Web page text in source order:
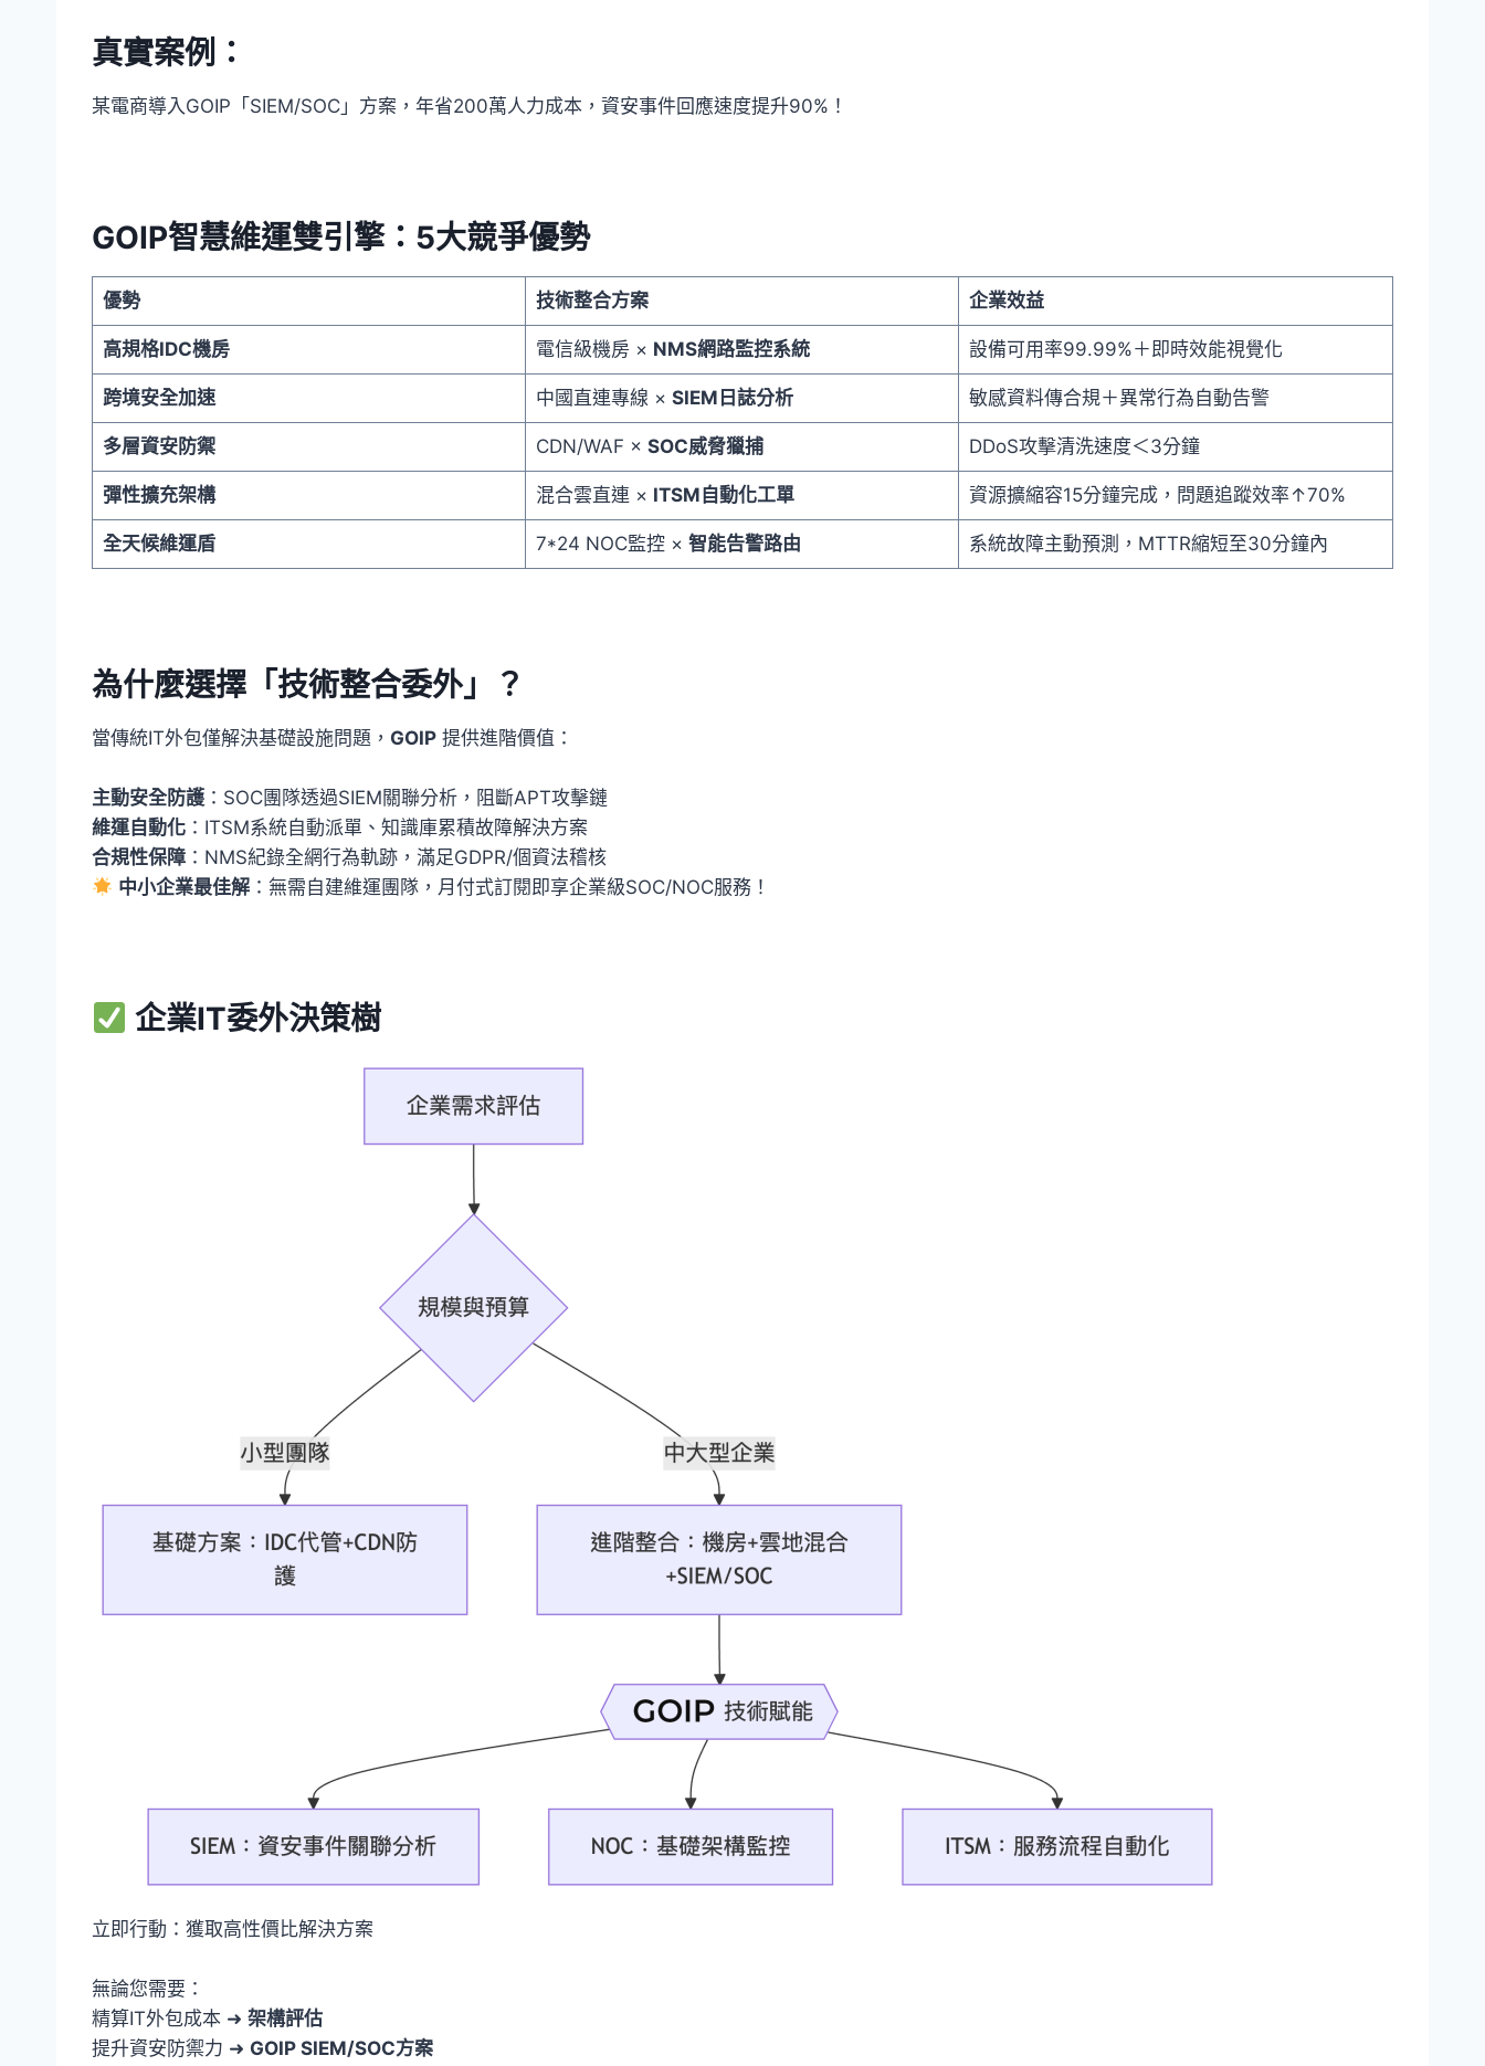
真實案例 ：
某電商導入GOIP「SIEM/SOC」方案，年省200萬人力成本，資安事件回應速度提升90%！
GOIP智慧維運雙引擎：5大競爭優勢
優勢 技術整合方案 企業效益
高規格IDC機房 電信級機房 × NMS網路監控系統 設備可用率99.99%＋即時效能視覺化
跨境安全加速 中國直連專線 × SIEM 日誌分析 敏感資料傳合規＋異常行為自動告警
多層資安防禦 CDN/WAF × SOC威脅獵捕 DDoS攻擊清洗速度＜3分鐘
彈性擴充架構 混合雲直連 × ITSM 自動化工單 資源擴縮容15分鐘完成，問題追蹤效率↑70%
全天候維運盾 7*24 NOC監控 × 智能告警路由 系統故障主動預測，MTTR縮短至30分鐘內
為什麼選擇「技術整合委外」？
當傳統IT外包僅解決基礎設施問題， GOIP 提供進階價值：
主動安全防護 ：SOC團隊透過SIEM關聯分析，阻斷APT攻擊鏈
維運自動化 ：ITSM系統自動派單、知識庫累積故障解決方案
合規性保障 ：NMS紀錄全網行為軌跡，滿足GDPR/個資法稽核
中小企業最佳解 ：無需自建維運團隊，月付式訂閱即享企業級SOC/NOC服務！
企業IT委外決策樹
立即行動：獲取高性價比解決方案
無論您需要：
精算IT外包成本 ➜ 架構評估
提升資安防禦力 ➜ GOIP SIEM/SOC方案